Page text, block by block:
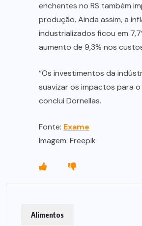
enchentes no RS também
produção. Ainda assim, a
industrializados ficou em
aumento de 9,3% nos
“Os investimentos da
suavizar os impactos para o
conclui Dornellas.
Fonte: Exame
Imagem: Freepik
Alimentos